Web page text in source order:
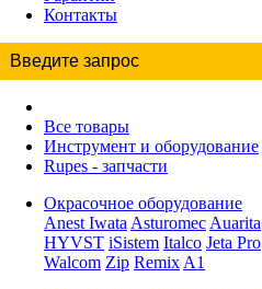
Контакты
Все товары
Инструмент и оборудование
Rupes - запчасти
Окрасочное оборудование
Anest Iwata Asturomec Auarita
HYVST iSistem Italco Jeta Pro
Walcom Zip Remix A1